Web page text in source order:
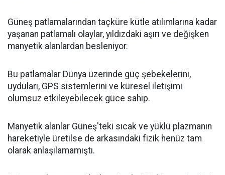
Güneş patlamalarından taçküre kütle atılımlarına kadar
yaşanan patlamalı olaylar, yıldızdaki aşırı ve değişken
manyetik alanlardan besleniyor.
Bu patlamalar Dünya üzerinde güç şebekelerini,
uyduları, GPS sistemlerini ve küresel iletişimi
olumsuz etkileyebilecek güce sahip.
Manyetik alanlar Güneş'teki sıcak ve yüklü plazmanın
hareketiyle üretilse de arkasındaki fizik henüz tam
olarak anlaşılamamıştı.